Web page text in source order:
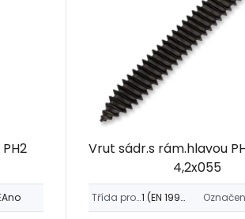
Ano
Vrut sádr.s rám.hlavou
4,2x055
Třída provozu 1 (EN 1995-1-1)